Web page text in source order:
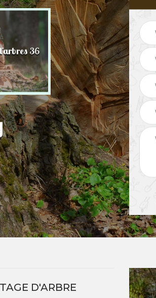
36 Tonte et réfection de
pelouse 36
D'ARBRE